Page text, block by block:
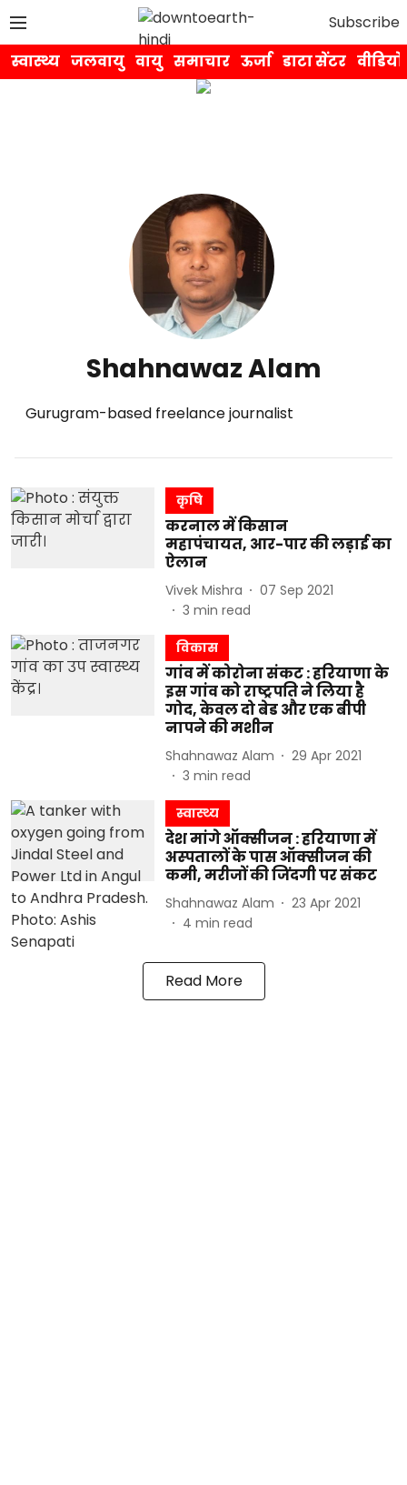
Subscribe
स्वास्थ्य जलवायु वायु समाचार ऊर्जा डाटा सेंटर वीडियो
Shahnawaz Alam
Gurugram-based freelance journalist
कृषि
करनाल में किसान
महापंचायत, आर-पार की लड़ाई का
ऐलान
Vivek Mishra
07 Sep 2021
3 min read
विकास
गांव में कोरोना संकट : हरियाणा के
इस गांव को राष्ट्रपति ने लिया है
गोद, केवल दो बेड और एक बीपी
नापने की मशीन
Shahnawaz Alam
29 Apr 2021
3 min read
स्वास्थ्य
देश मांगे ऑक्सीजन : हरियाणा में
अस्‍पतालों के पास ऑक्‍सीजन की
कमी, मरीजों की जिंदगी पर संकट
Shahnawaz Alam
23 Apr 2021
4 min read
Read More